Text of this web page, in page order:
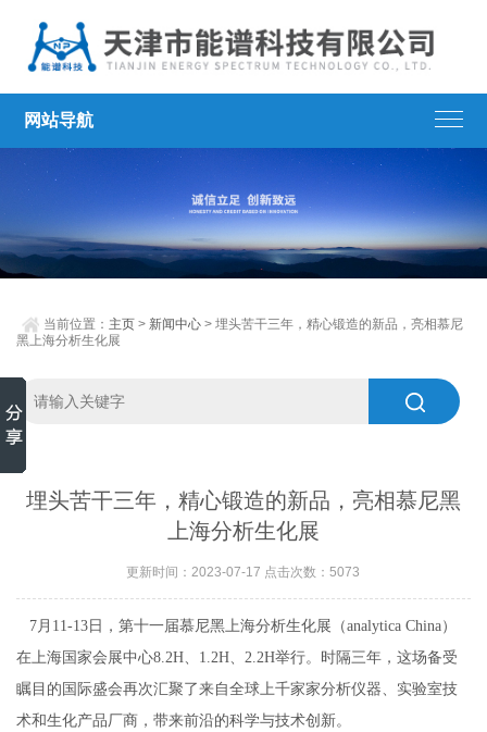
网站导航
当前位置： 主页 > 新闻中心 > 埋头苦干三年，精心锻造的新品，亮相慕尼
黑上海分析生化展
埋头苦干三年，精心锻造的新品，亮相慕尼黑
上海分析生化展
更新时间：2023-07-17 点击次数：5073
7月11-13日，第十一届慕尼黑上海分析生化展（analytica China）
在上海国家会展中心8.2H、1.2H、2.2H举行。时隔三年，这场备受
瞩目的国际盛会再次汇聚了来自全球上千家家分析仪器、实验室技
术和生化产品厂商，带来前沿的科学与技术创新。